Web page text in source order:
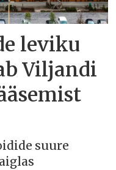
leviku
Viljandi
suure